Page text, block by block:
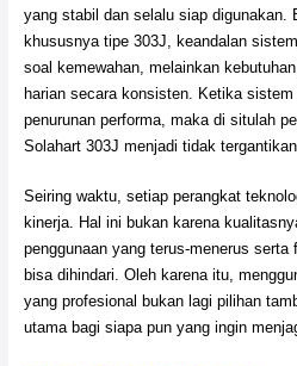
yang stabil dan selalu siap digunakan.
khususnya tipe 303J, keandalan
soal kemewahan, melainkan
harian secara konsisten. Ketika
penurunan performa, maka di situlah
Solahart 303J menjadi tidak tergantikan.
Seiring waktu, setiap perangkat
kinerja. Hal ini bukan karena
penggunaan yang terus-menerus
bisa dihindari. Oleh karena itu,
yang profesional bukan lagi pilihan
utama bagi siapa pun yang ingin